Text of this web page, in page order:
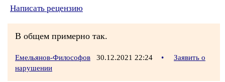
Написать рецензию
В общем примерно так.
Емельянов-Философов 30.12.2021 22:24 •
Заявить о
нарушении